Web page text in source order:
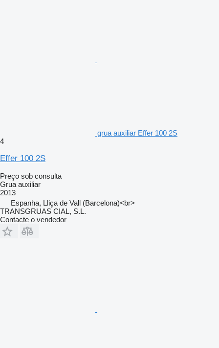
grua auxiliar Effer 100 2S
4
Effer 100 2S
Preço sob consulta
Grua auxiliar
2013
Espanha, Lliça de Vall (Barcelona)<br>
TRANSGRUAS CIAL, S.L.
Contacte o vendedor